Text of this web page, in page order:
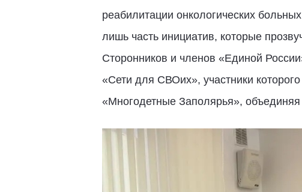
реабилитации онкологических
лишь часть инициатив, которые
Сторонников и членов «Единой
«Сети для СВОих», участники
«Многодетные Заполярья»,